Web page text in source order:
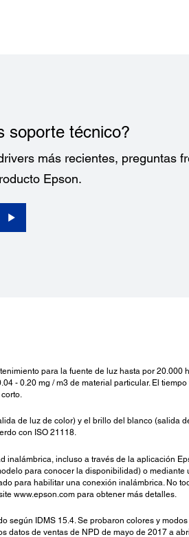
soporte técnico?
más recientes, preguntas
Epson.
para la fuente de luz hasta por
- 0.20 mg / m3 de material particular. El
de luz de color) y el brillo del blanco (salida
con ISO 21118.
inalámbrica, incluso a través de la aplicación
para conocer la disponibilidad) o
para habilitar una conexión inalámbrica. No
www.epson.com para obtener más detalles.
según IDMS 15.4. Se probaron colores y
datos de ventas de NPD de mayo de 2017 a